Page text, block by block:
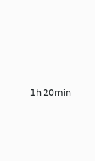
1h 20min